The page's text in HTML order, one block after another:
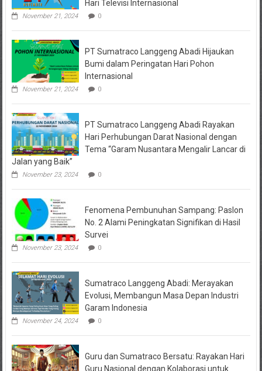
Hari Televisi Internasional
November 21, 2024 0
PT Sumatraco Langgeng Abadi Hijaukan
Bumi dalam Peringatan Hari Pohon
Internasional
November 21, 2024 0
PT Sumatraco Langgeng Abadi Rayakan
Hari Perhubungan Darat Nasional dengan
Tema “Garam Nusantara Mengalir Lancar di
Jalan yang Baik”
November 23, 2024 0
Fenomena Pembunuhan Sampang: Paslon
No. 2 Alami Peningkatan Signifikan di Hasil
Survei
November 23, 2024 0
Sumatraco Langgeng Abadi: Merayakan
Evolusi, Membangun Masa Depan Industri
Garam Indonesia
November 24, 2024 0
Guru dan Sumatraco Bersatu: Rayakan Hari
Guru Nasional dengan Kolaborasi untuk